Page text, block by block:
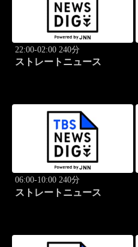
22:00-02:00 240分
ストレートニュース
06:00-10:00 240分
ストレートニュース